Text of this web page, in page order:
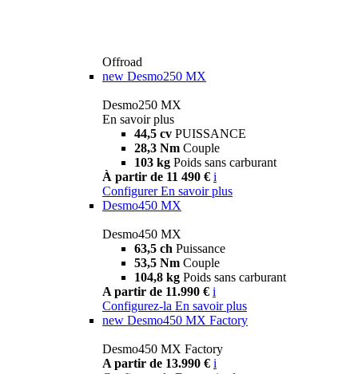
Offroad
new Desmo250 MX
Desmo250 MX
En savoir plus
44,5 cv PUISSANCE
28,3 Nm Couple
103 kg Poids sans carburant
À partir de 11 490 € i
Configurer En savoir plus
Desmo450 MX
Desmo450 MX
63,5 ch Puissance
53,5 Nm Couple
104,8 kg Poids sans carburant
A partir de 11.990 € i
Configurez-la En savoir plus
new Desmo450 MX Factory
Desmo450 MX Factory
A partir de 13.990 € i